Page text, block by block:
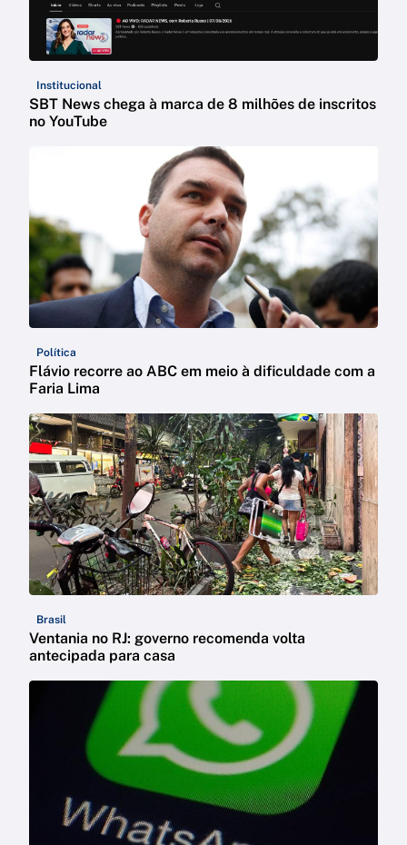
Institucional
SBT News chega à marca de 8 milhões de inscritos
no YouTube
Política
Flávio recorre ao ABC em meio à dificuldade com a
Faria Lima
Brasil
Ventania no RJ: governo recomenda volta
antecipada para casa